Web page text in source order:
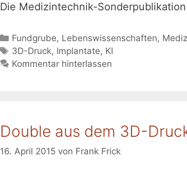
Die Medizintechnik-
Kategorien
Fundgrube, Lebenswissenschaften,
Schlagwörter
3D-Druck, Implantate, KI
Kommentar hinterlassen
Double aus dem 3D-
16. April 2015 von Frank Frick